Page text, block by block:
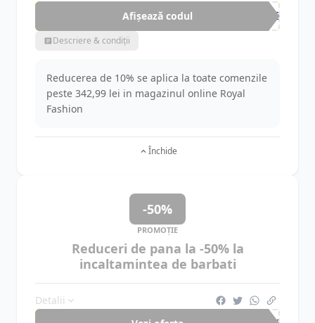
Afișează codul
WEE
Descriere & condiții
Reducerea de 10% se aplica la toate comenzile
peste 342,99 lei in magazinul online Royal
Fashion
Închide
-50%
PROMOȚIE
Reduceri de pana la -50% la
incaltamintea de barbati
Detalii